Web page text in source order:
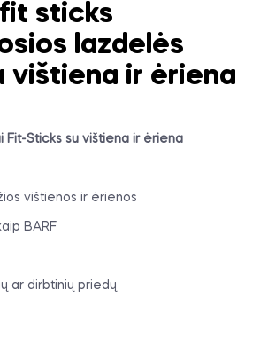
sticks
lazdelės
vištiena ir ėriena
Fit-Sticks su vištiena ir ėriena
vištienos ir ėrienos
BARF
ar dirbtinių priedų